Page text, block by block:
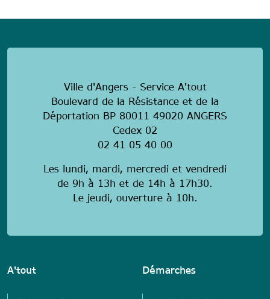
Ville d'Angers - Service A'tout
Boulevard de la Résistance et de la
Déportation BP 80011 49020 ANGERS
Cedex 02
02 41 05 40 00
Les lundi, mardi, mercredi et vendredi
de 9h à 13h et de 14h à 17h30.
Le jeudi, ouverture à 10h.
A'tout Démarches